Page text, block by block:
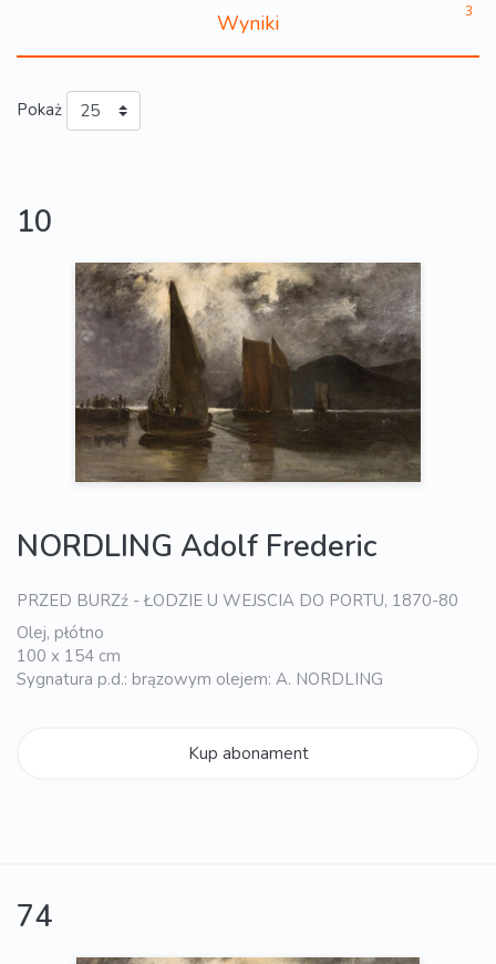
Wyniki 3
Pokaż
10
NORDLING Adolf Frederic
PRZED BURZź - ŁODZIE U WEJSCIA DO PORTU, 1870-80
Olej, płótno
100 x 154 cm
Sygnatura p.d.: brązowym olejem: A. NORDLING
Kup abonament
74